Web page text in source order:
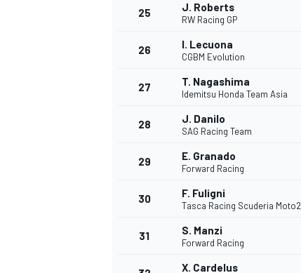
ENDURANCE/GT
25 J. Roberts
RW Racing GP
26 I. Lecuona
CGBM Evolution
27 T. Nagashima
Idemitsu Honda Team Asia
28 J. Danilo
SAG Racing Team
29 E. Granado
Forward Racing
30 F. Fuligni
Tasca Racing Scuderia Moto2
31 S. Manzi
Forward Racing
X. Cardelus